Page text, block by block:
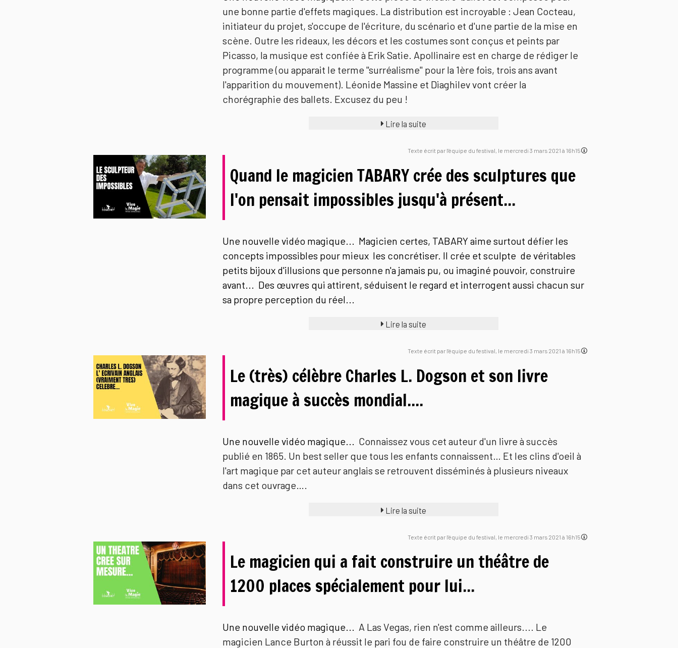
une bonne partie d'effets magiques. La distribution est incroyable : Jean Cocteau,
initiateur du projet, s'occupe de l'écriture, du scénario et d'une partie de la mise en
scène. Outre les rideaux, les décors et les costumes sont conçus et peints par
Picasso, la musique est confiée à Erik Satie. Apollinaire est en charge de rédiger le
programme (ou apparait le terme "surréalisme" pour la 1ère fois, trois ans avant
l'apparition du mouvement). Léonide Massine et Diaghilev vont créer la
chorégraphie des ballets. Excusez du peu !
Lire la suite
Texte écrit par l'équipe du festival, le mercredi 3 mars 2021 à 16h15
Quand le magicien TABARY crée des sculptures que
l'on pensait impossibles jusqu'à présent...
Une nouvelle vidéo magique... Magicien certes, TABARY aime surtout défier les
concepts impossibles pour mieux les concrétiser. Il crée et sculpte de véritables
petits bijoux d'illusions que personne n'a jamais pu, ou imaginé pouvoir, construire
avant... Des œuvres qui attirent, séduisent le regard et interrogent aussi chacun sur
sa propre perception du réel...
Lire la suite
Texte écrit par l'équipe du festival, le mercredi 3 mars 2021 à 16h15
Le (très) célèbre Charles L. Dogson et son livre
magique à succès mondial....
Une nouvelle vidéo magique... Connaissez vous cet auteur d'un livre à succès
publié en 1865. Un best seller que tous les enfants connaissent… Et les clins d'oeil à
l'art magique par cet auteur anglais se retrouvent disséminés à plusieurs niveaux
dans cet ouvrage….
Lire la suite
Texte écrit par l'équipe du festival, le mercredi 3 mars 2021 à 16h15
Le magicien qui a fait construire un théâtre de
1200 places spécialement pour lui...
Une nouvelle vidéo magique... A Las Vegas, rien n'est comme ailleurs.... Le
magicien Lance Burton à réussit le pari fou de faire construire un théâtre de 1200